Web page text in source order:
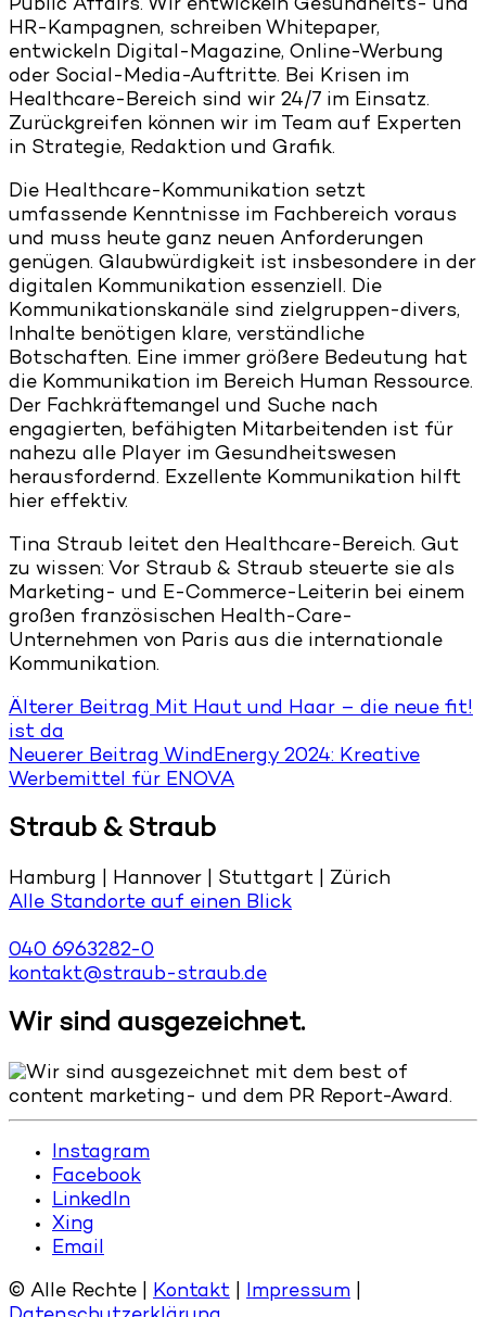
Public Affairs. Wir entwickeln Gesundheits- und
HR-Kampagnen, schreiben Whitepaper,
entwickeln Digital-Magazine, Online-Werbung
oder Social-Media-Auftritte. Bei Krisen im
Healthcare-Bereich sind wir 24/7 im Einsatz.
Zurückgreifen können wir im Team auf Experten
in Strategie, Redaktion und Grafik.
Die Healthcare-Kommunikation setzt
umfassende Kenntnisse im Fachbereich voraus
und muss heute ganz neuen Anforderungen
genügen. Glaubwürdigkeit ist insbesondere in der
digitalen Kommunikation essenziell. Die
Kommunikationskanäle sind zielgruppen-divers,
Inhalte benötigen klare, verständliche
Botschaften. Eine immer größere Bedeutung hat
die Kommunikation im Bereich Human Ressource.
Der Fachkräftemangel und Suche nach
engagierten, befähigten Mitarbeitenden ist für
nahezu alle Player im Gesundheitswesen
herausfordernd. Exzellente Kommunikation hilft
hier effektiv.
Tina Straub leitet den Healthcare-Bereich. Gut
zu wissen: Vor Straub & Straub steuerte sie als
Marketing- und E-Commerce-Leiterin bei einem
großen französischen Health-Care-
Unternehmen von Paris aus die internationale
Kommunikation.
Älterer Beitrag Mit Haut und Haar – die neue fit!
ist da
Neuerer Beitrag WindEnergy 2024: Kreative
Werbemittel für ENOVA
Straub & Straub
Hamburg | Hannover | Stuttgart | Zürich
Alle Standorte auf einen Blick
040 6963282-0
kontakt@straub-straub.de
Wir sind ausgezeichnet.
Instagram
Facebook
LinkedIn
Xing
Email
© Alle Rechte | Kontakt Impressum